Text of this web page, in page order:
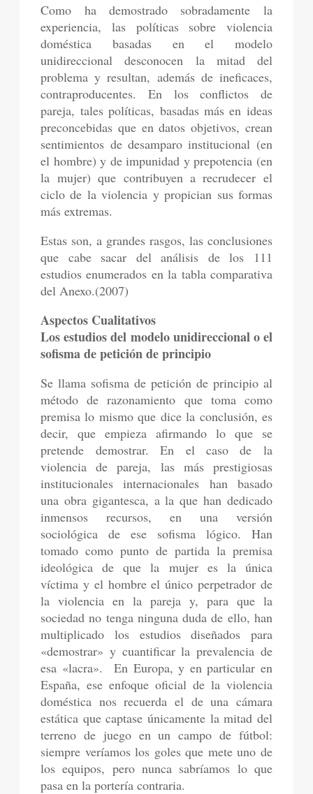
Como ha demostrado sobradamente la
experiencia, las políticas sobre violencia
doméstica basadas en el modelo
unidireccional desconocen la mitad del
problema y resultan, además de ineficaces,
contraproducentes. En los conflictos de
pareja, tales políticas, basadas más en ideas
preconcebidas que en datos objetivos, crean
sentimientos de desamparo institucional (en
el hombre) y de impunidad y prepotencia (en
la mujer) que contribuyen a recrudecer el
ciclo de la violencia y propician sus formas
más extremas.
Estas son, a grandes rasgos, las conclusiones
que cabe sacar del análisis de los 111
estudios enumerados en la tabla comparativa
del Anexo.(2007)
Aspectos Cualitativos
Los estudios del modelo unidireccional o el
sofisma de petición de principio
Se llama sofisma de petición de principio al
método de razonamiento que toma como
premisa lo mismo que dice la conclusión, es
decir, que empieza afirmando lo que se
pretende demostrar. En el caso de la
violencia de pareja, las más prestigiosas
institucionales internacionales han basado
una obra gigantesca, a la que han dedicado
inmensos recursos, en una versión
sociológica de ese sofisma lógico. Han
tomado como punto de partida la premisa
ideológica de que la mujer es la única
víctima y el hombre el único perpetrador de
la violencia en la pareja y, para que la
sociedad no tenga ninguna duda de ello, han
multiplicado los estudios diseñados para
«demostrar» y cuantificar la prevalencia de
esa «lacra». En Europa, y en particular en
España, ese enfoque oficial de la violencia
doméstica nos recuerda el de una cámara
estática que captase únicamente la mitad del
terreno de juego en un campo de fútbol:
siempre veríamos los goles que mete uno de
los equipos, pero nunca sabríamos lo que
pasa en la portería contraria.